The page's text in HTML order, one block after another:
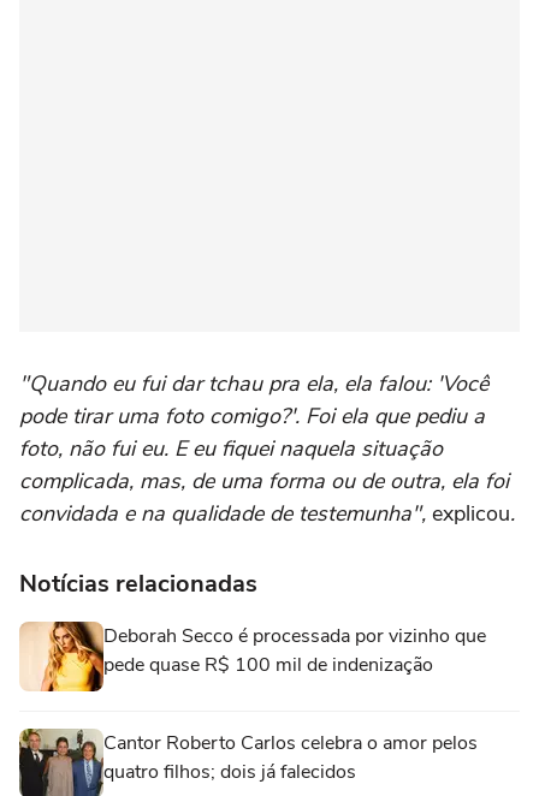
"Quando eu fui dar tchau pra ela, ela falou: 'Você
pode tirar uma foto comigo?'. Foi ela que pediu a
foto, não fui eu. E eu fiquei naquela situação
complicada, mas, de uma forma ou de outra, ela foi
convidada e na qualidade de testemunha", explicou.
Notícias relacionadas
Deborah Secco é processada por vizinho que
pede quase R$ 100 mil de indenização
Cantor Roberto Carlos celebra o amor pelos
quatro filhos; dois já falecidos